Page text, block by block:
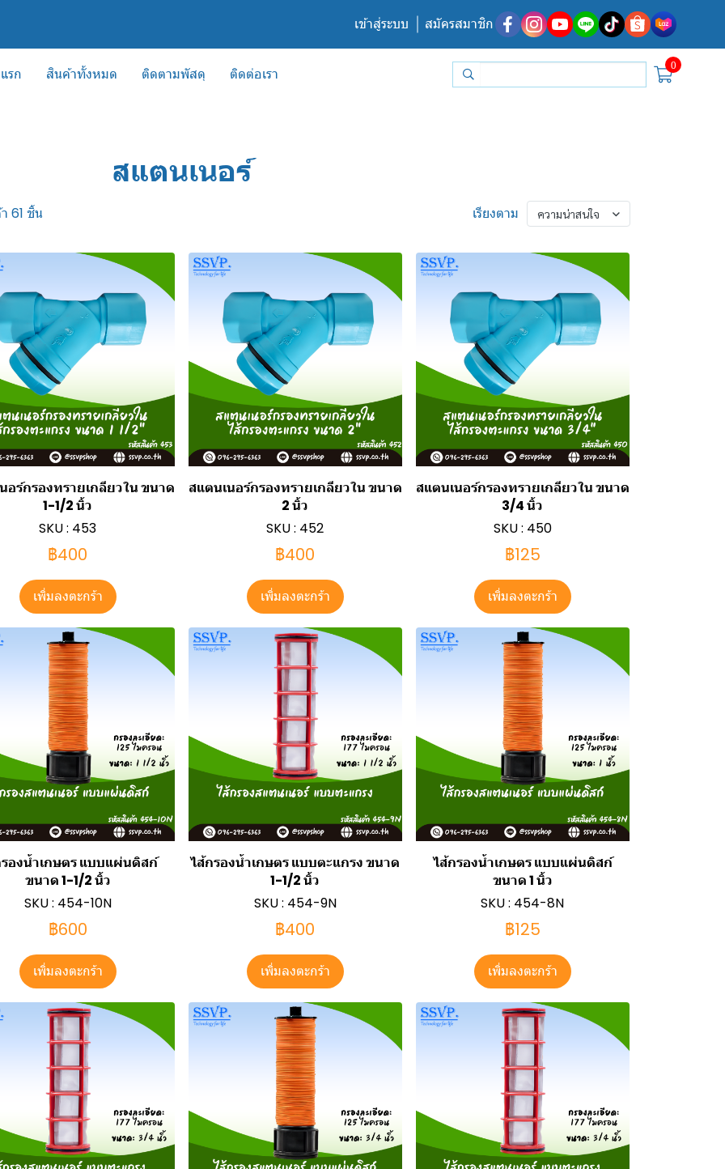
เข้าสู่ระบบ สมัครสมาชิก
รก สินค้าทั้งหมด ติดตามพัสดุ ติดต่อเรา 0
สแตนเนอร์
61 ชิ้น เรียงตาม ความน่าสนใจ
อร์กรองทรายเกลียวใน ขนาด
1-1/2 นิ้ว
SKU : 453
฿400
เพิ่มลงตะกร้า
สแตนเนอร์กรองทรายเกลียวใน ขนาด
2 นิ้ว
SKU : 452
฿400
เพิ่มลงตะกร้า
สแตนเนอร์กรองทรายเกลียวใน ขนาด
3/4 นิ้ว
SKU : 450
฿125
เพิ่มลงตะกร้า
องน้ำเกษตร แบบแผ่นดิสก์
ขนาด 1-1/2 นิ้ว
SKU : 454-10N
฿600
เพิ่มลงตะกร้า
ไส้กรองน้ำเกษตร แบบตะแกรง ขนาด
1-1/2 นิ้ว
SKU : 454-9N
฿400
เพิ่มลงตะกร้า
ไส้กรองน้ำเกษตร แบบแผ่นดิสก์
ขนาด 1 นิ้ว
SKU : 454-8N
฿125
เพิ่มลงตะกร้า